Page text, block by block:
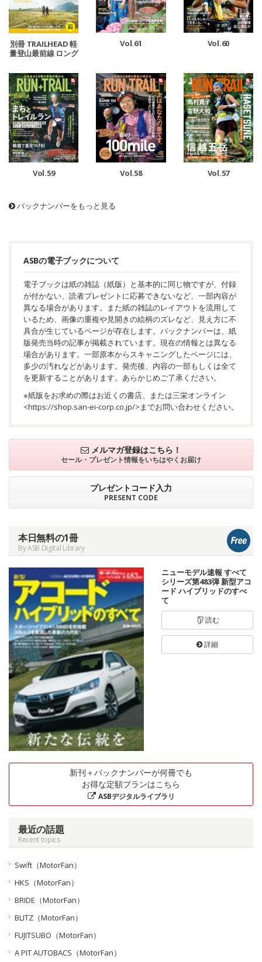
別冊 TRAILHEAD 軽
量登山最前線 ロング
Vol.61 Vol.60
Vol.59 Vol.58 Vol.57
バックナンバーをもっと見る
ASBの電子ブックについて
電子ブックは紙の雑誌（紙版）と基本的に同じ物ですが、付録
が付かない、読者プレゼントに応募できないなど、一部内容が
異なる場合があります。また紙の雑誌のレイアウトを流用して
いるため、画像の重複や見開きの絵柄のズレなど、見え方に不
具合が生じているページが存在します。バックナンバーは、紙
版発売当時の記事が掲載されています。現在の情報とは異なる
場合があります。一部原本からスキャニングしたページには、
多少の汚れなどがあります。発売後、内容の一部もしくは全て
を更新することがあります。あらかじめご了承ください。
※紙版をお求めの際はお近くの書店、または三栄オンライン
<https://shop.san-ei-corp.co.jp/>までお問い合わせください。
メルマガ登録はこちら！
セール・プレゼント情報をいちはやくお届け
プレゼントコード入力
PRESENT CODE
本日無料の1冊
By ASB Digital Library
ニューモデル速報 すべて
シリーズ第483弾 新型アコ
ード ハイブリッドのすべ
て
読む
詳細
新刊＋バックナンバーが何冊でも
お得な定額プランはこちら
ASBデジタルライブラリ
最近の話題
Recent topics
Swift（MotorFan）
HKS（MotorFan）
BRIDE（MotorFan）
BLITZ（MotorFan）
FUJITSUBO（MotorFan）
A PIT AUTOBACS（MotorFan）